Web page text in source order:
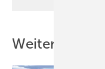
Weitere Inhalte